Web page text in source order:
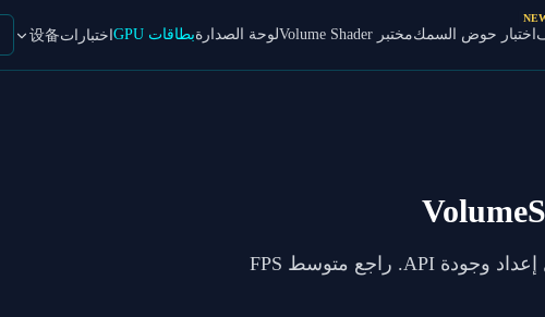
اختبار حوض السمكمختبر Volume Shader لوحة الصدارةبطاقات GPU اختبارات设备
في VolumeShader_BM لكل إعداد وجودة API. راجع متوسط FPS